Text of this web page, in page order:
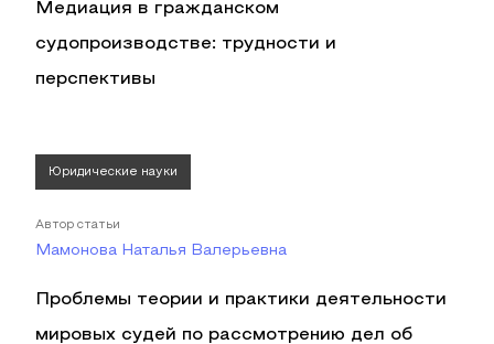
Медиация в гражданском
судопроизводстве: трудности и
перспективы
Юридические науки
Автор статьи
Мамонова Наталья Валерьевна
Проблемы теории и практики деятельности
мировых судей по рассмотрению дел об